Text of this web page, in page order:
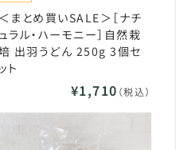
＜まとめ買いSALE＞［ナチ
ュラル・ハーモニー］自然栽
出羽うどん 250g 3個セ
ト
¥1,710 （税込）